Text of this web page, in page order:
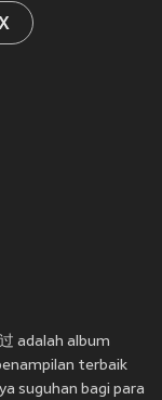
adalah album
terbaik
suguhan bagi para